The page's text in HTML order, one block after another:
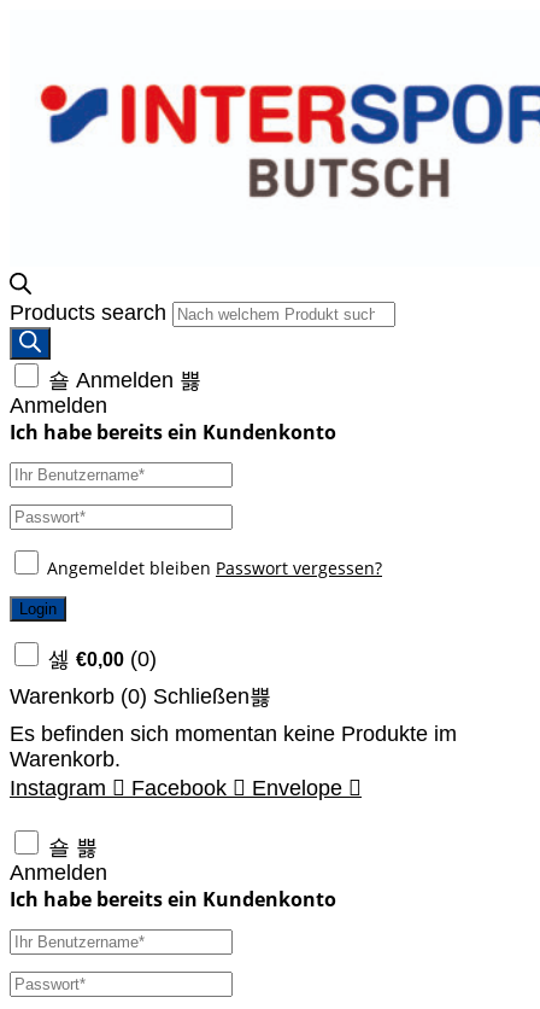
Products search
Anmelden
Anmelden
Angemeldet bleiben Passwort vergessen?
Login
€0,00 (0)
Warenkorb (0) Schließen
Es befinden sich momentan keine Produkte im
Warenkorb.
Instagram
Facebook Envelope
Anmelden